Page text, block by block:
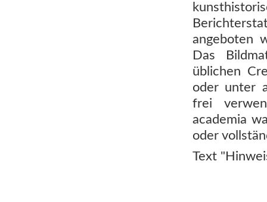
angeboten
Das
üblichen
oder unter
frei
academia
oder
Text